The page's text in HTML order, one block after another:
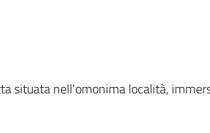
situata nell'omonima località,